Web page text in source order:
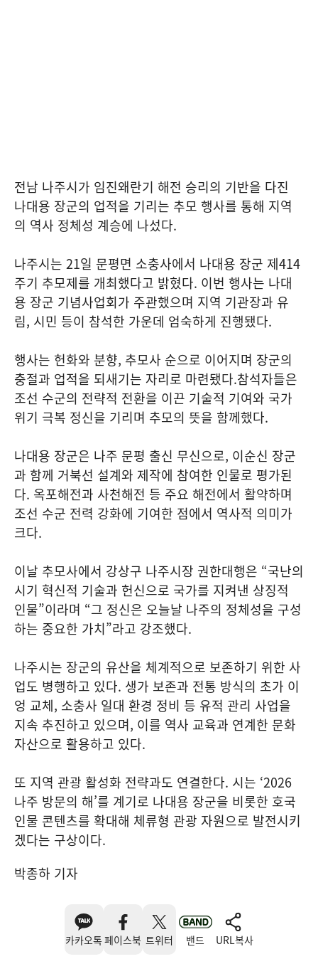
전남 나주시가 임진왜란기 해전 승리의 기반을 다진
나대용 장군의 업적을 기리는 추모 행사를 통해 지역
의 역사 정체성 계승에 나섰다.
나주시는 21일 문평면 소충사에서 나대용 장군 제414
주기 추모제를 개최했다고 밝혔다. 이번 행사는 나대
용 장군 기념사업회가 주관했으며 지역 기관장과 유
림, 시민 등이 참석한 가운데 엄숙하게 진행됐다.
행사는 헌화와 분향, 추모사 순으로 이어지며 장군의
충절과 업적을 되새기는 자리로 마련됐다.참석자들은
조선 수군의 전략적 전환을 이끈 기술적 기여와 국가
위기 극복 정신을 기리며 추모의 뜻을 함께했다.
나대용 장군은 나주 문평 출신 무신으로, 이순신 장군
과 함께 거북선 설계와 제작에 참여한 인물로 평가된
다. 옥포해전과 사천해전 등 주요 해전에서 활약하며
조선 수군 전력 강화에 기여한 점에서 역사적 의미가
크다.
이날 추모사에서 강상구 나주시장 권한대행은 “국난의
시기 혁신적 기술과 헌신으로 국가를 지켜낸 상징적
인물”이라며 “그 정신은 오늘날 나주의 정체성을 구성
하는 중요한 가치”라고 강조했다.
나주시는 장군의 유산을 체계적으로 보존하기 위한 사
업도 병행하고 있다. 생가 보존과 전통 방식의 초가 이
엉 교체, 소충사 일대 환경 정비 등 유적 관리 사업을
지속 추진하고 있으며, 이를 역사 교육과 연계한 문화
자산으로 활용하고 있다.
또 지역 관광 활성화 전략과도 연결한다. 시는 ‘2026
나주 방문의 해’를 계기로 나대용 장군을 비롯한 호국
인물 콘텐츠를 확대해 체류형 관광 자원으로 발전시키
겠다는 구상이다.
박종하 기자
카카오톡 페이스북 트위터 밴드 URL복사